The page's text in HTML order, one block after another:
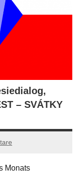
– SVÁTKY
Monats